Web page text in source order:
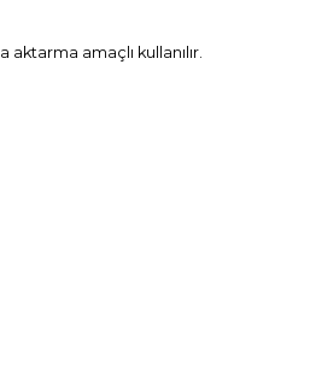
amaçlı kullanılır.